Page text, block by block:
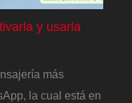
y usarla
más
la cual está en